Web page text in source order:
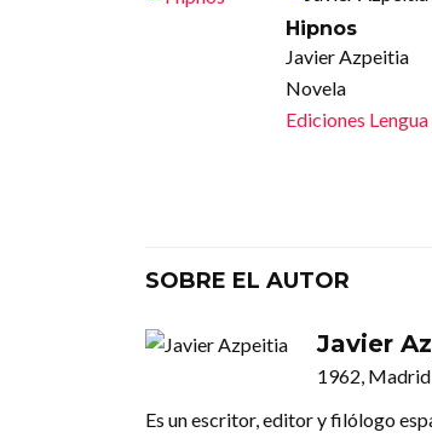
Hipnos
Javier Azpeitia
Novela
Ediciones
SOBRE EL AUTOR
Javier
1962, Madrid
Es un escritor, editor y filólogo